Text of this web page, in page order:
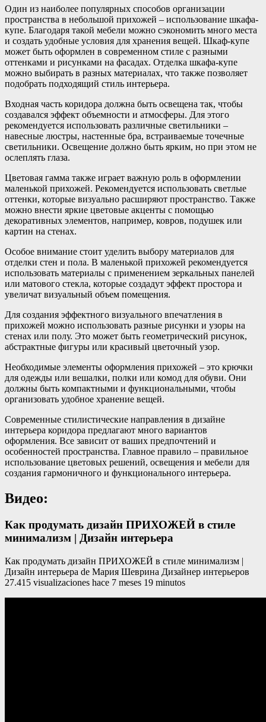
Один из наиболее популярных способов организации
пространства в небольшой прихожей – использование шкафа-
купе. Благодаря такой мебели можно сэкономить много места
и создать удобные условия для хранения вещей. Шкаф-купе
может быть оформлен в современном стиле с разными
оттенками и рисунками на фасадах. Отделка шкафа-купе
можно выбирать в разных материалах, что также позволяет
подобрать подходящий стиль интерьера.
Входная часть коридора должна быть освещена так, чтобы
создавался эффект объемности и атмосферы. Для этого
рекомендуется использовать различные светильники –
навесные люстры, настенные бра, встраиваемые точечные
светильники. Освещение должно быть ярким, но при этом не
ослеплять глаза.
Цветовая гамма также играет важную роль в оформлении
маленькой прихожей. Рекомендуется использовать светлые
оттенки, которые визуально расширяют пространство. Также
можно внести яркие цветовые акценты с помощью
декоративных элементов, например, ковров, подушек или
картин на стенах.
Особое внимание стоит уделить выбору материалов для
отделки стен и пола. В маленькой прихожей рекомендуется
использовать материалы с применением зеркальных панелей
или матового стекла, которые создадут эффект простора и
увеличат визуальный объем помещения.
Для создания эффектного визуального впечатления в
прихожей можно использовать разные рисунки и узоры на
стенах или полу. Это может быть геометрический рисунок,
абстрактные фигуры или красивый цветочный узор.
Необходимые элементы оформления прихожей – это крючки
для одежды или вешалки, полки или комод для обуви. Они
должны быть компактными и функциональными, чтобы
организовать удобное хранение вещей.
Современные стилистические направления в дизайне
интерьера коридора предлагают много вариантов
оформления. Все зависит от ваших предпочтений и
особенностей пространства. Главное правило – правильное
использование цветовых решений, освещения и мебели для
создания гармоничного и функционального интерьера.
Видео:
Как продумать дизайн ПРИХОЖЕЙ в стиле
минимализм | Дизайн интерьера
Как продумать дизайн ПРИХОЖЕЙ в стиле минимализм |
Дизайн интерьера de Мария Шеврина Дизайнер интерьеров
27.415 visualizaciones hace 7 meses 19 minutos